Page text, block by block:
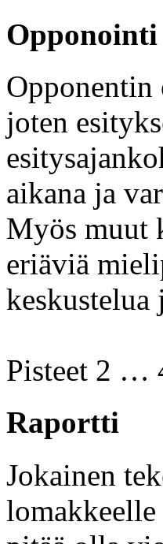
Opponointi
Opponentin
joten
aikana ja
Myös muut
eriäviä
keskustelua
Pisteet 2 …
Raportti
Jokainen